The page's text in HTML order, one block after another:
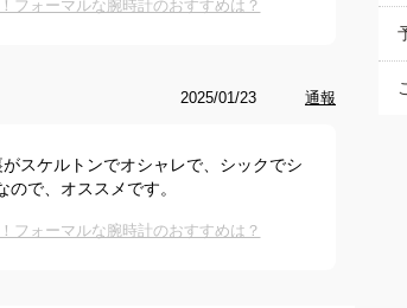
フォーマルな腕時計のおすすめは？
2025/01/23 通報
スケルトンでオシャレで、シックでシ
で、オススメです。
フォーマルな腕時計のおすすめは？